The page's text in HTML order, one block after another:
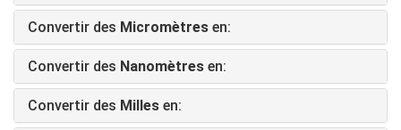
Convertir des Micromètres en:
Convertir des Nanomètres en:
Convertir des Milles en: